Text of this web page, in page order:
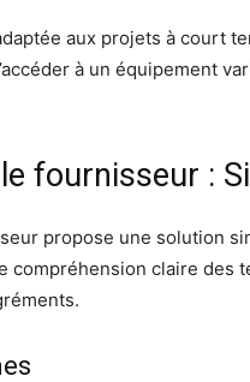
aux projets à court
à un équipement
fournisseur :
propose une solution
compréhension claire des